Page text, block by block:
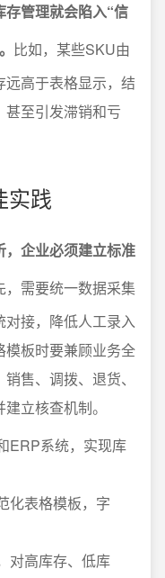
管理就会陷入“信
比如，某些SKU由
高于表格显示，结
至引发滞销和亏
实践
，企业必须建立标准
，需要统一数据采集
接，降低人工录入
模板时要兼顾业务全
售、调拨、退货、
立核查机制。
ERP系统，实现库
化表格模板，字
对高库存、低库